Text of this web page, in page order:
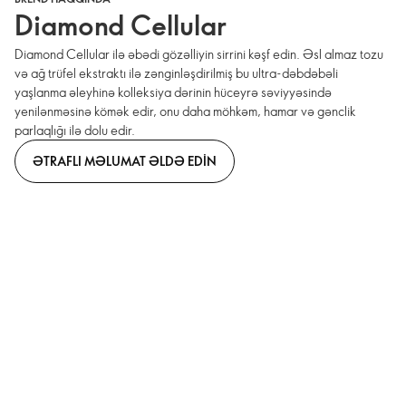
Diamond Cellular
Diamond Cellular ilə əbədi gözəlliyin sirrini kəşf edin. Əsl almaz tozu
və ağ trüfel ekstraktı ilə zənginləşdirilmiş bu ultra-dəbdəbəli
yaşlanma əleyhinə kolleksiya dərinin hüceyrə səviyyəsində
yenilənməsinə kömək edir, onu daha möhkəm, hamar və gənclik
parlaqlığı ilə dolu edir.
ƏTRAFLI MƏLUMAT ƏLDƏ EDIN